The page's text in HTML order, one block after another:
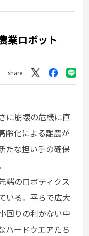
業ロボット
share
に崩壊の危機に直
齢化による離農が
たな担い手の確保
端のロボティクス
いる。平らで広大
回りの利かない中
ハードウエアたち